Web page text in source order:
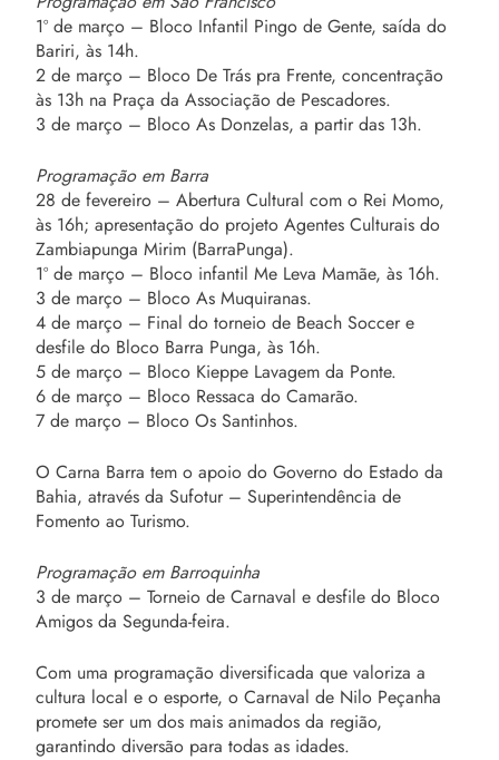
1º de março – Bloco Infantil Pingo de Gente, saída do
Bariri, às 14h.
2 de março – Bloco De Trás pra Frente, concentração
às 13h na Praça da Associação de Pescadores.
3 de março – Bloco As Donzelas, a partir das 13h.
Programação em Barra
28 de fevereiro – Abertura Cultural com o Rei Momo,
às 16h; apresentação do projeto Agentes Culturais do
Zambiapunga Mirim (BarraPunga).
1º de março – Bloco infantil Me Leva Mamãe, às 16h.
3 de março – Bloco As Muquiranas.
4 de março – Final do torneio de Beach Soccer e
desfile do Bloco Barra Punga, às 16h.
5 de março – Bloco Kieppe Lavagem da Ponte.
6 de março – Bloco Ressaca do Camarão.
7 de março – Bloco Os Santinhos.
O Carna Barra tem o apoio do Governo do Estado da
Bahia, através da Sufotur – Superintendência de
Fomento ao Turismo.
Programação em Barroquinha
3 de março – Torneio de Carnaval e desfile do Bloco
Amigos da Segunda-feira.
Com uma programação diversificada que valoriza a
cultura local e o esporte, o Carnaval de Nilo Peçanha
promete ser um dos mais animados da região,
garantindo diversão para todas as idades.